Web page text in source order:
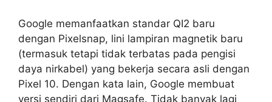
Google memanfaatkan standar QI2 baru
dengan Pixelsnap, lini lampiran magnetik baru
(termasuk tetapi tidak terbatas pada pengisi
daya nirkabel) yang bekerja secara asli dengan
Pixel 10. Dengan kata lain, Google membuat
versi sendiri dari Magsafe. Tidak banyak lagi